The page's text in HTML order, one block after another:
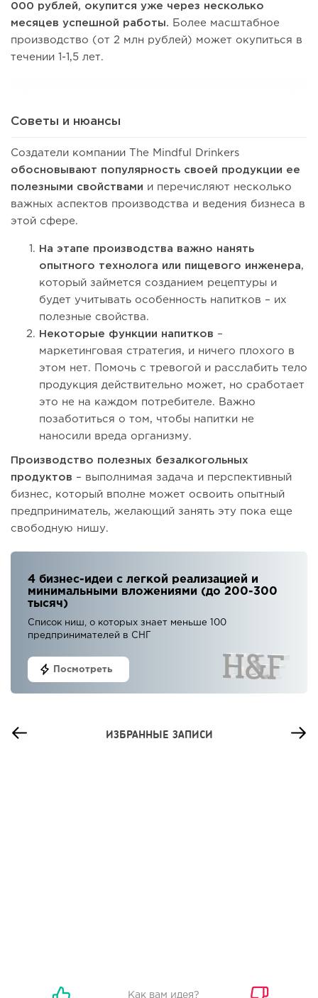
000 рублей, окупится уже через несколько
месяцев успешной работы.
Более масштабное
производство (от 2 млн рублей) может окупиться в
течении 1-1,5 лет.
Советы и нюансы
Создатели компании The Mindful Drinkers
обосновывают популярность своей продукции ее
полезными свойствами и перечисляют несколько
важных аспектов производства и ведения бизнеса в
этой сфере.
На этапе производства важно нанять
опытного технолога или пищевого инженера,
который займется созданием рецептуры и
будет учитывать особенность напитков – их
полезные свойства.
Некоторые функции напитков –
маркетинговая стратегия, и ничего плохого в
этом нет. Помочь с тревогой и расслабить тело
продукция действительно может, но сработает
это не на каждом потребителе. Важно
позаботиться о том, чтобы напитки не
наносили вреда организму.
Производство полезных безалкогольных
продуктов – выполнимая задача и перспективный
бизнес, который вполне может освоить опытный
предприниматель, желающий занять эту пока еще
свободную нишу.
4 бизнес-идеи с легкой реализацией и
минимальными вложениями (до 200-300
тысяч)
Список ниш, о которых знает меньше 100
предпринимателей в СНГ
Посмотреть
ИЗБРАННЫЕ ЗАПИСИ
Как вам идея?